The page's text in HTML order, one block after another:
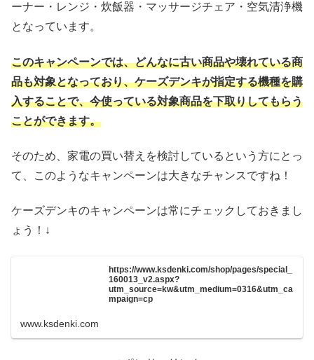
ーナー・レンジ・炊飯器・マッサージチェア・空気清浄機
となっています。
このキャンペーンでは、どんなに古い商品や壊れている商
品も対象となっており、ケーズデンキが指定する機種を購
入することで、今使っている対象商品を下取りしてもらう
ことができます。
そのため、家電の買い替えを検討しているという方にとっ
て、このようなキャンペーンは大きなチャンスですね！
ケーズデンキのキャンペーンは常にチェックしておきまし
ょう！↓
https://www.ksdenki.com/shop/pages/special_
160013_v2.aspx?
utm_source=kw&utm_medium=0316&utm_ca
mpaign=cp
www.ksdenki.com